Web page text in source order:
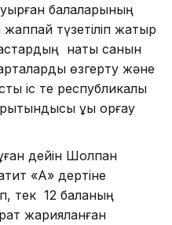
балаларының
түзетіліп жатыр
нақты санын
өзгерту және
іс те республикалық
құқық қорғау
дейін Шолпан
«А» дертіне
тек 12 баланың
жарияланған